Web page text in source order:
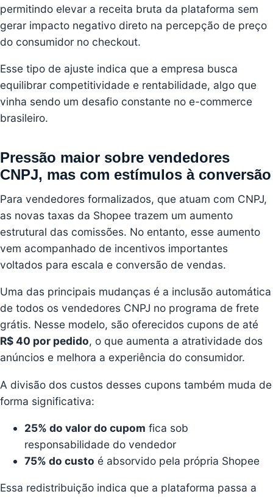
permitindo elevar a receita bruta da plataforma sem
gerar impacto negativo direto na percepção de preço
do consumidor no checkout.
Esse tipo de ajuste indica que a empresa busca
equilibrar competitividade e rentabilidade, algo que
vinha sendo um desafio constante no e-commerce
brasileiro.
Pressão maior sobre vendedores
CNPJ, mas com estímulos à conversão
Para vendedores formalizados, que atuam com CNPJ,
as novas taxas da Shopee trazem um aumento
estrutural das comissões. No entanto, esse aumento
vem acompanhado de incentivos importantes
voltados para escala e conversão de vendas.
Uma das principais mudanças é a inclusão automática
de todos os vendedores CNPJ no programa de frete
grátis. Nesse modelo, são oferecidos cupons de até
R$ 40 por pedido, o que aumenta a atratividade dos
anúncios e melhora a experiência do consumidor.
A divisão dos custos desses cupons também muda de
forma significativa:
25% do valor do cupom fica sob
responsabilidade do vendedor
75% do custo é absorvido pela própria Shopee
Essa redistribuição indica que a plataforma passa a